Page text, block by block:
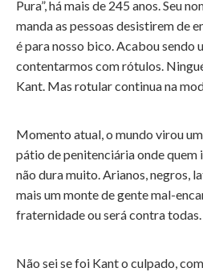
Pura”, há mais de 245 anos. Seu
manda as pessoas desistirem de
é para nosso bico. Acabou sendo
contentarmos com rótulos.
Kant. Mas rotular continua na
Momento atual, o mundo virou
pátio de penitenciária onde quem
não dura muito. Arianos, negros,
mais um monte de gente mal-
fraternidade ou será contra todas.
Não sei se foi Kant o culpado,